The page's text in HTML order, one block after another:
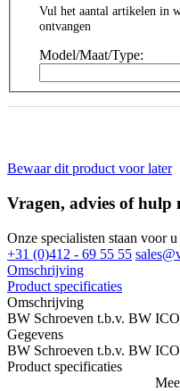
Vul het aantal artikelen in
ontvangen
Model/Maat/Type:
Bewaar dit product voor later
Vragen, advies of hulp
Onze specialisten staan voor
+31 (0)412 - 69 55 55
Omschrijving
Product specificaties
Omschrijving
BW Schroeven t.b.v. BW
Gegevens
BW Schroeven t.b.v. BW
Product specificaties